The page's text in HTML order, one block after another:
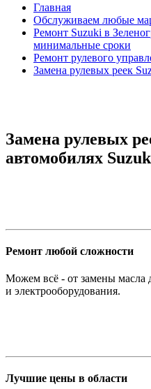
Главная
Обслуживаем любые
Ремонт Suzuki в
минимальные сроки
Ремонт рулевого
Замена рулевых реек
Замена рулевых
автомобилях
Ремонт любой сложности
Можем всё - от замены масла
и электрооборудования.
Лучшие цены в области